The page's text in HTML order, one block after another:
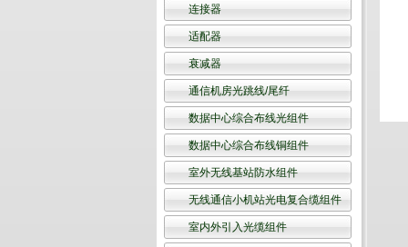
连接器
适配器
衰减器
通信机房光跳线/尾纤
数据中心综合布线光组件
数据中心综合布线铜组件
室外无线基站防水组件
无线通信小机站光电复合缆组件
室内外引入光缆组件